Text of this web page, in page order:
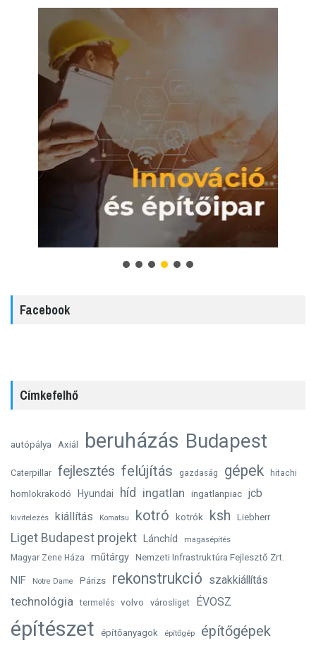
Facebook
Címkefelhő
autópálya Axiál beruházás Budapest
Caterpillar fejlesztés felújítás gazdaság gépek hitachi
homlokrakodó Hyundai híd ingatlan ingatlanpiac jcb
kivitelezés kiállítás Komatsu kotró kotrók ksh Liebherr
Liget Budapest projekt Lánchíd
magasépítés
Magyar Zene Háza
műtárgy Nemzeti Infrastruktúra Fejlesztő Zrt.
NIF Notre Dame Párizs rekonstrukció szakkiállítás
technológia termelés volvo városliget ÉVOSZ
építészet építőanyagok építőgép építőgépek